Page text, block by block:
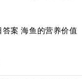
答案 海鱼的营养价值